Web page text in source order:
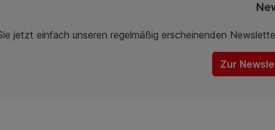
jetzt einfach unseren regelmäßig erscheinenden
Zur